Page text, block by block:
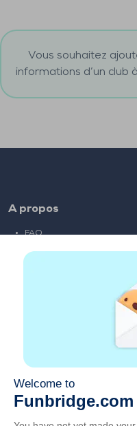
Vous souhaitez
informations d’un club à
A propos
FAQ
Liens partenaires